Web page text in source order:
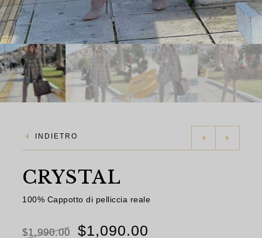
INDIETRO
CRYSTAL
100% Cappotto di pelliccia reale
$1,990.00
Il
$1,090.00